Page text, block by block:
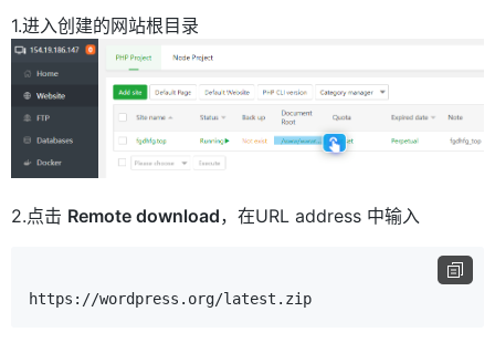
1.进入创建的网站根目录
2.点击 Remote download，在URL address 中输入